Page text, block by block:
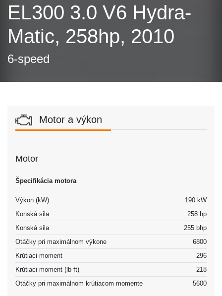
EL300 3.0 V6 Hydra-
Matic, 258hp, 2010
6-speed
Motor a výkon
Motor
Špecifikácia motora
Výkon (kW)
190 kW
Konská sila
258 hp
Konská sila
255 bhp
Otáčky pri maximálnom výkone
6800
Krútiaci moment
296
Krútiaci moment (lb-ft)
218
Otáčky pri maximálnom krútiacom momente
5600